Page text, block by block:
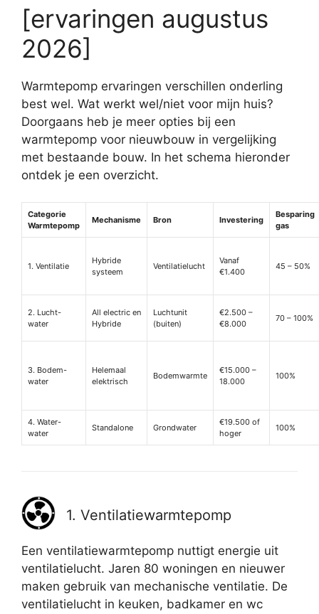
[ervaringen augustus
2026]
Warmtepomp ervaringen verschillen onderling
best wel. Wat werkt wel/niet voor mijn huis?
Doorgaans heb je meer opties bij een
warmtepomp voor nieuwbouw in vergelijking
met bestaande bouw. In het schema hieronder
ontdek je een overzicht.
Categorie
Warmtepomp
Mechanisme Bron Investering
Besparing
gas
1. Ventilatie
Hybride
systeem
Ventilatielucht
Vanaf
€1.400
45 – 50%
2. Lucht-
water
All electric en
Hybride
Luchtunit
(buiten)
€2.500 –
€8.000
70 – 100%
3. Bodem-
water
Helemaal
elektrisch
Bodemwarmte
€15.000 –
18.000
100%
4. Water-
water
Standalone Grondwater
€19.500 of
hoger
100%
1. Ventilatiewarmtepomp
Een ventilatiewarmtepomp nuttigt energie uit
ventilatielucht. Jaren 80 woningen en nieuwer
maken gebruik van mechanische ventilatie. De
ventilatielucht in keuken, badkamer en wc